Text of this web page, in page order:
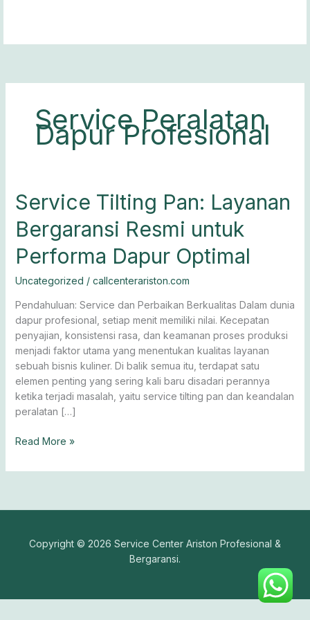
Service Peralatan
Dapur Profesional
Service Tilting Pan: Layanan
Bergaransi Resmi untuk
Performa Dapur Optimal
Uncategorized / callcenterariston.com
Pendahuluan: Service dan Perbaikan Berkualitas Dalam dunia
dapur profesional, setiap menit memiliki nilai. Kecepatan
penyajian, konsistensi rasa, dan keamanan proses produksi
menjadi faktor utama yang menentukan kualitas layanan
sebuah bisnis kuliner. Di balik semua itu, terdapat satu
elemen penting yang sering kali baru disadari perannya
ketika terjadi masalah, yaitu service tilting pan dan keandalan
peralatan […]
Service
Tilting
Pan:
Layanan
Bergaransi
untuk
Performa
Dapur
Optimal
Read More »
Copyright © 2026 Service Center Ariston Profesional &
Bergaransi.